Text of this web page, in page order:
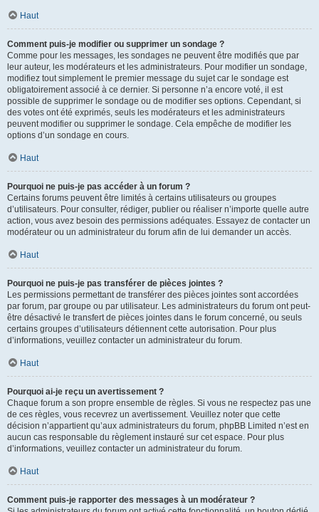
Haut
Comment puis-je modifier ou supprimer un sondage ?
Comme pour les messages, les sondages ne peuvent être modifiés que par
leur auteur, les modérateurs et les administrateurs. Pour modifier un sondage,
modifiez tout simplement le premier message du sujet car le sondage est
obligatoirement associé à ce dernier. Si personne n’a encore voté, il est
possible de supprimer le sondage ou de modifier ses options. Cependant, si
des votes ont été exprimés, seuls les modérateurs et les administrateurs
peuvent modifier ou supprimer le sondage. Cela empêche de modifier les
options d’un sondage en cours.
Haut
Pourquoi ne puis-je pas accéder à un forum ?
Certains forums peuvent être limités à certains utilisateurs ou groupes
d’utilisateurs. Pour consulter, rédiger, publier ou réaliser n’importe quelle autre
action, vous avez besoin des permissions adéquates. Essayez de contacter un
modérateur ou un administrateur du forum afin de lui demander un accès.
Haut
Pourquoi ne puis-je pas transférer de pièces jointes ?
Les permissions permettant de transférer des pièces jointes sont accordées
par forum, par groupe ou par utilisateur. Les administrateurs du forum ont peut-
être désactivé le transfert de pièces jointes dans le forum concerné, ou seuls
certains groupes d’utilisateurs détiennent cette autorisation. Pour plus
d’informations, veuillez contacter un administrateur du forum.
Haut
Pourquoi ai-je reçu un avertissement ?
Chaque forum a son propre ensemble de règles. Si vous ne respectez pas une
de ces règles, vous recevrez un avertissement. Veuillez noter que cette
décision n’appartient qu’aux administrateurs du forum, phpBB Limited n’est en
aucun cas responsable du règlement instauré sur cet espace. Pour plus
d’informations, veuillez contacter un administrateur du forum.
Haut
Comment puis-je rapporter des messages à un modérateur ?